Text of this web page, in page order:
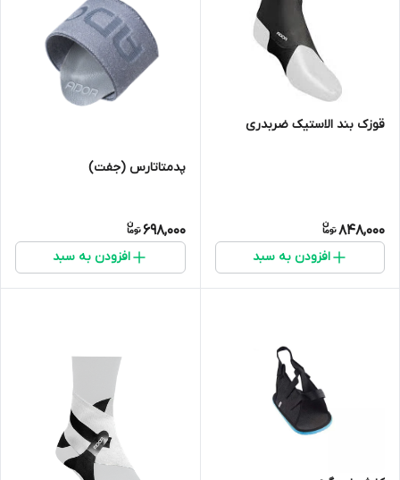
قوزک بند الاستیک ضربدری
848,000
افزودن به سبد
پدمتاتارس (جفت)
698,000
افزودن به سبد